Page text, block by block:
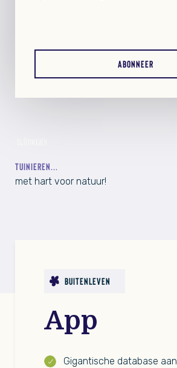
ABONNEER
TUINIEREN...
met hart voor natuur!
BUITENLEVEN
App
Gigantische database aan